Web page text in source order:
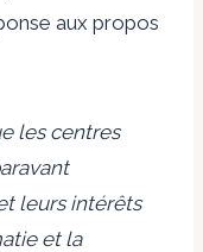
aux propos
les centres
leurs intérêts
et la